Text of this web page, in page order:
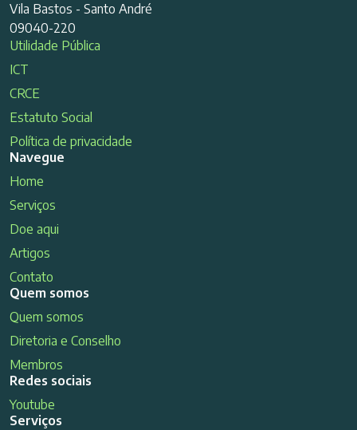
Vila Bastos - Santo André
09040-220
Utilidade Pública
ICT
CRCE
Estatuto Social
Política de privacidade
Navegue
Home
Serviços
Doe aqui
Artigos
Contato
Quem somos
Quem somos
Diretoria e Conselho
Membros
Redes sociais
Youtube
Serviços